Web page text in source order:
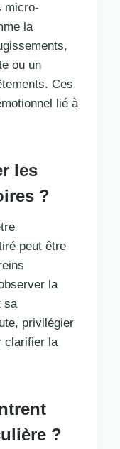
micro-
la
ou un
Ces
lié à
les
?
peut être
la
sa
privilégier
clarifier la
?